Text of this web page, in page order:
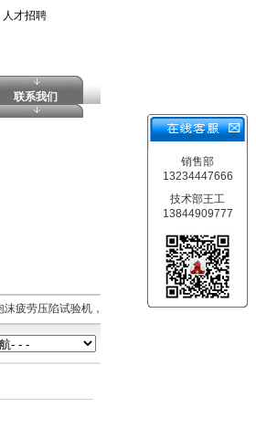
人才招聘
联系我们
劳压陷试验机，海绵泡沫拉伸强度试验机
销售部
13234447666
技术部王工
13844909777